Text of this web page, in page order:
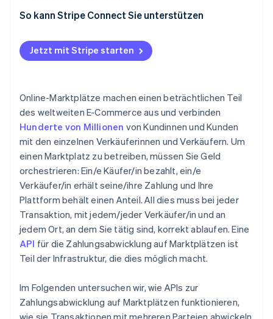
So kann Stripe Connect Sie unterstützen
Jetzt mit Stripe starten
Online-Marktplätze machen einen beträchtlichen Teil
des weltweiten E-Commerce aus und verbinden
Hunderte von Millionen von Kundinnen und Kunden
mit den einzelnen Verkäuferinnen und Verkäufern. Um
einen Marktplatz zu betreiben, müssen Sie Geld
orchestrieren: Ein/e Käufer/in bezahlt, ein/e
Verkäufer/in erhält seine/ihre Zahlung und Ihre
Plattform behält einen Anteil. All dies muss bei jeder
Transaktion, mit jedem/jeder Verkäufer/in und an
jedem Ort, an dem Sie tätig sind, korrekt ablaufen. Eine
API für die Zahlungsabwicklung auf Marktplätzen ist
Teil der Infrastruktur, die dies möglich macht.
Im Folgenden untersuchen wir, wie APIs zur
Zahlungsabwicklung auf Marktplätzen funktionieren,